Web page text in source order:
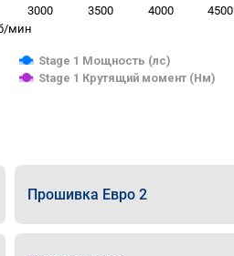
мин
Stage 1 Мощность (лс)
Stage 1 Крутящий момент (Нм)
3000 3500 4000 4500
Прошивка Евро 2